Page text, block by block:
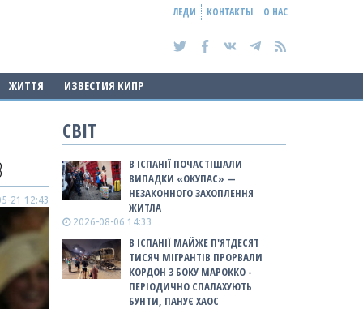
ЛЕДИ КОНТАКТЫ О НАС
ЖИТТЯ ИЗВЕСТИЯ КИПР
21 12:43
СВІТ
В ІСПАНІЇ ПОЧАСТІШАЛИ
ВИПАДКИ «ОКУПАС» —
НЕЗАКОННОГО ЗАХОПЛЕННЯ
ЖИТЛА
2026-08-06 14:33
В ІСПАНІЇ МАЙЖЕ П'ЯТДЕСЯТ
ТИСЯЧ МІГРАНТІВ ПРОРВАЛИ
КОРДОН З БОКУ МАРОККО -
ПЕРІОДИЧНО СПАЛАХУЮТЬ
БУНТИ, ПАНУЄ ХАОС